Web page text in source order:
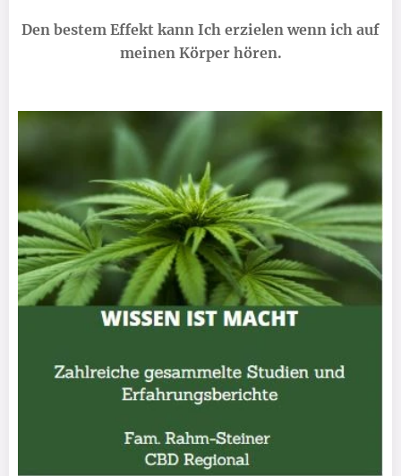
Den bestem Effekt kann Ich erzielen wenn ich auf
meinen Körper hören.